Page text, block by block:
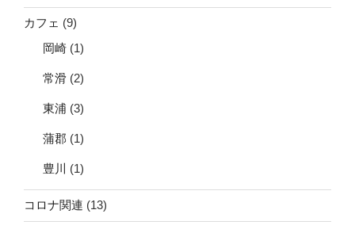
カフェ (9)
岡崎 (1)
常滑 (2)
東浦 (3)
蒲郡 (1)
豊川 (1)
コロナ関連 (13)